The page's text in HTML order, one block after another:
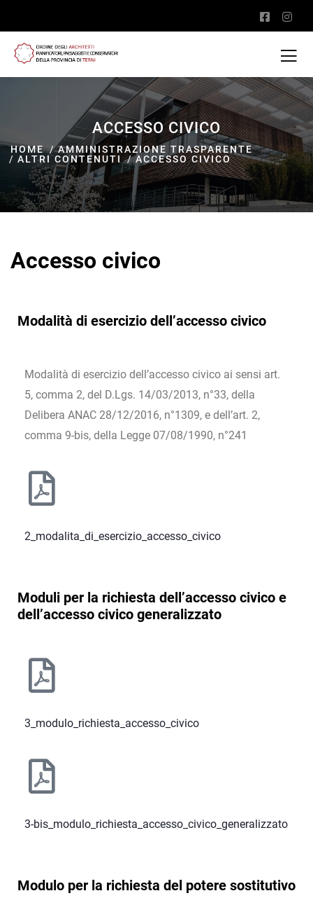
ACCESSO CIVICO
HOME
AMMINISTRAZIONE TRASPARENTE
ALTRI CONTENUTI
ACCESSO CIVICO
Accesso civico
Modalità di esercizio dell’accesso civico
Modalità di esercizio dell’accesso civico ai sensi art.
5, comma 2, del D.Lgs. 14/03/2013, n°33, della
Delibera ANAC 28/12/2016, n°1309, e dell’art. 2,
comma 9-bis, della Legge 07/08/1990, n°241
2_modalita_di_esercizio_accesso_civico
Moduli per la richiesta dell’accesso civico e
dell’accesso civico generalizzato
3_modulo_richiesta_accesso_civico
3-bis_modulo_richiesta_accesso_civico_generalizzato
Modulo per la richiesta del potere sostitutivo